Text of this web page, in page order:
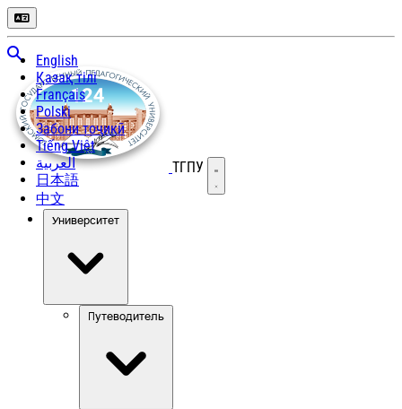
English
Қазақ тілі
Français
Polski
Забони тоҷикӣ
Tiếng Việt
العربية
日本語
中文
ТГПУ Открыть меню
Университет
Путеводитель